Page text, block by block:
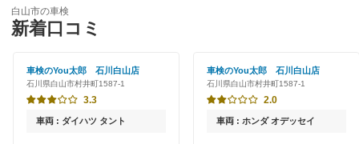
河北郡
かほく市
小松市
珠洲市
初めて来店割りあり
早割りあり
クレジットカードOK
アップル車検
白山市の車検
新着口コミ
車検のYou太郎 石川白山店
石川県白山市村井町1587-1
3.3
車両 : ダイハツ タント
車検のYou太郎 石川白山店
石川県白山市村井町1587-1
2.0
車両 : ホンダ オデッセイ